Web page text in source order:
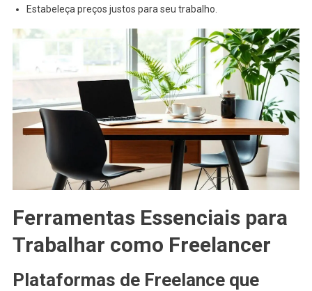
Estabeleça preços justos para seu trabalho.
Ferramentas Essenciais para
Trabalhar como Freelancer
Plataformas de Freelance que